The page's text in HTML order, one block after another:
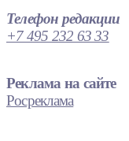
Телефон редакции
+7 495 232 63 33
Реклама на сайте
Росреклама